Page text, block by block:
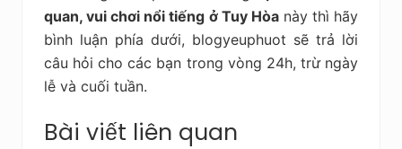
quan, vui chơi nổi tiếng ở Tuy Hòanày thì hãy
bình luận phía dưới, blogyeuphuot sẽ trả lời
câu hỏi cho các bạn trong vòng 24h, trừ ngày
lễ và cuối tuần.
Bài viết liên quan